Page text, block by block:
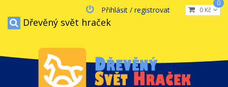
0 Kč
0
Přihlásit / registrovat
Dřevěný svět hraček